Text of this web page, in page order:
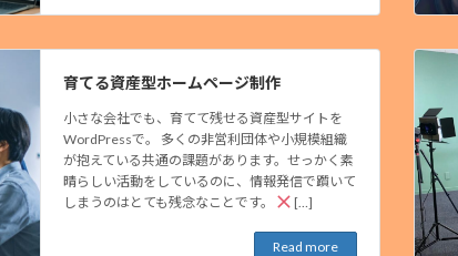
育てる資産型ホームページ制作
小さな会社でも、育てて残せる資産型サイトを
WordPressで。 多くの非営利団体や小規模組織
が抱えている共通の課題があります。せっかく素
晴らしい活動をしているのに、情報発信で躓いて
しまうのはとても残念なことです。
[…]
Read more